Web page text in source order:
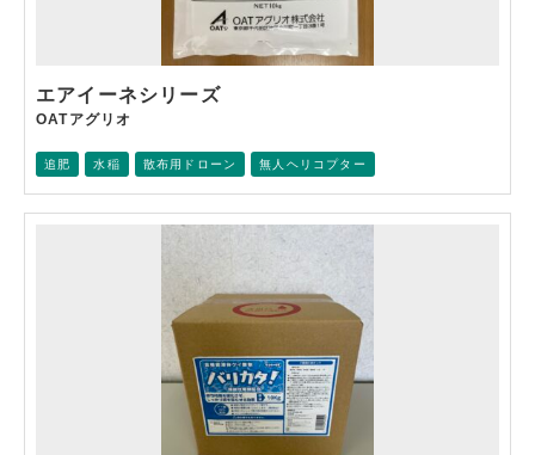
エアイーネシリーズ
OATアグリオ
追肥 水稲 散布用ドローン 無人ヘリコプター